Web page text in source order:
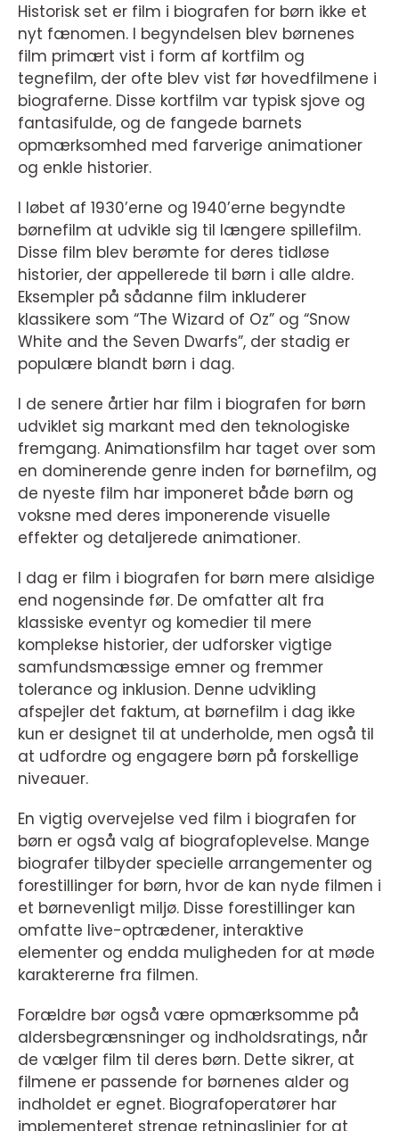
Historisk set er film i biografen for børn ikke et
nyt fænomen. I begyndelsen blev børnenes
film primært vist i form af kortfilm og
tegnefilm, der ofte blev vist før hovedfilmene i
biograferne. Disse kortfilm var typisk sjove og
fantasifulde, og de fangede barnets
opmærksomhed med farverige animationer
og enkle historier.
I løbet af 1930’erne og 1940’erne begyndte
børnefilm at udvikle sig til længere spillefilm.
Disse film blev berømte for deres tidløse
historier, der appellerede til børn i alle aldre.
Eksempler på sådanne film inkluderer
klassikere som “The Wizard of Oz” og “Snow
White and the Seven Dwarfs”, der stadig er
populære blandt børn i dag.
I de senere årtier har film i biografen for børn
udviklet sig markant med den teknologiske
fremgang. Animationsfilm har taget over som
en dominerende genre inden for børnefilm, og
de nyeste film har imponeret både børn og
voksne med deres imponerende visuelle
effekter og detaljerede animationer.
I dag er film i biografen for børn mere alsidige
end nogensinde før. De omfatter alt fra
klassiske eventyr og komedier til mere
komplekse historier, der udforsker vigtige
samfundsmæssige emner og fremmer
tolerance og inklusion. Denne udvikling
afspejler det faktum, at børnefilm i dag ikke
kun er designet til at underholde, men også til
at udfordre og engagere børn på forskellige
niveauer.
En vigtig overvejelse ved film i biografen for
børn er også valg af biografoplevelse. Mange
biografer tilbyder specielle arrangementer og
forestillinger for børn, hvor de kan nyde filmen i
et børnevenligt miljø. Disse forestillinger kan
omfatte live-optrædener, interaktive
elementer og endda muligheden for at møde
karaktererne fra filmen.
Forældre bør også være opmærksomme på
aldersbegrænsninger og indholdsratings, når
de vælger film til deres børn. Dette sikrer, at
filmene er passende for børnenes alder og
indholdet er egnet. Biografoperatører har
implementeret strenge retningslinjer for at